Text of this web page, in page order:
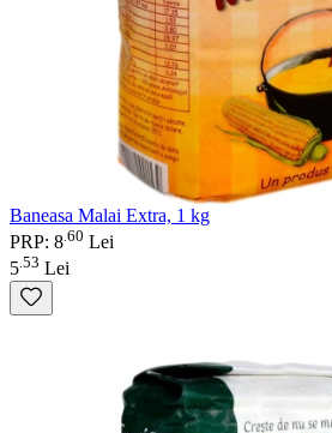
Baneasa Malai Extra, 1 kg
PRP: 8 60 Lei
5 53 Lei